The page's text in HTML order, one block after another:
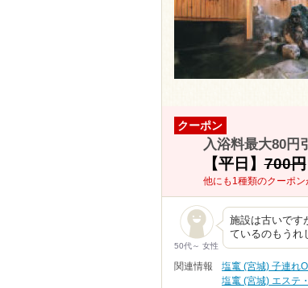
クーポン
入浴料最大80円
【平日】700円
他にも1種類のクーポン
50代～ 女性
施設は古いです
ているのもうれ
関連情報 塩竃 (宮城) 子連れ
塩竃 (宮城) エステ